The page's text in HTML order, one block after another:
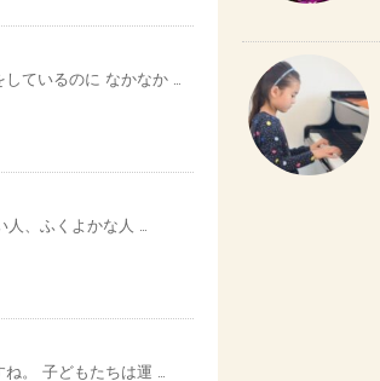
しているのに なかなか …
、ふくよかな人 …
。 子どもたちは運 …